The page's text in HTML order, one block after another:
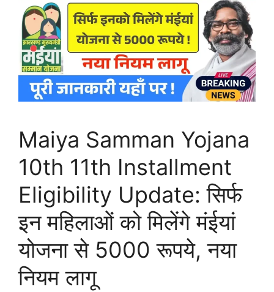
Maiya Samman Yojana
10th 11th Installment
Eligibility Update: सिर्फ
इन महिलाओं को मिलेंगे मंईयां
योजना से 5000 रूपये, नया
नियम लागू